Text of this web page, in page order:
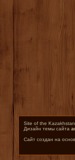
Site of the
Дизайн темы сайта
Сайт создан на